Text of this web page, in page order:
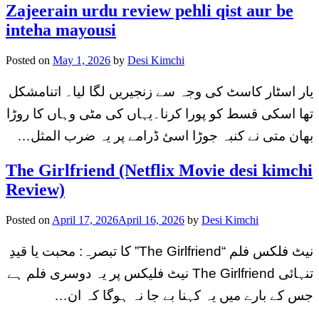
Zajeerain urdu review pehli qist aur be
inteha mayousi
Posted on May 1, 2026 by Desi Kimchi
یار اسٹار کاسٹ کی وجہ سے زنجیریں لگا لیا۔ اتنامشکل
تھا اسکی قسط کو پورا کرنا۔یہاں کی مٹی وہاں کا روڑا
بھان متی نے کنبہ جوڑا اسئ ڈرامے پر یہ ضرب المثل…
The Girlfriend (Netflix Movie desi kimchi
Review)
Posted on April 17, 2026April 16, 2026 by Desi Kimchi
نیٹ فلکس فلم “The Girlfriend” کا تبصرہ: محبت یا قیدِ
تنہائی The Girlfriend نیٹ فلیکس پر یہ دوسری فلم ہے
جس کے بارے میں یہ کہنا بے جا نہ ہوگا کہ ان…